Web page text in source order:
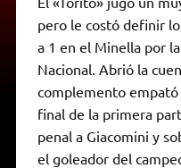
t
s
p
p
e
g
a
m
t
t
e
r
e
b
o
k
s
e
g
e
y
L
n
k
pero le costó definir
a 1 en el Minella por
Nacional. Abrió la
complemento
final de la primera
penal a Giacomini y
el goleador del